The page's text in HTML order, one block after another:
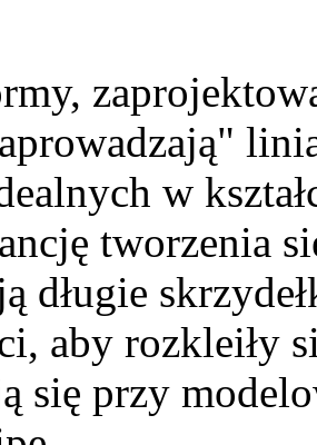
w
tworzenia
długie
aby rozkleiły
się przy